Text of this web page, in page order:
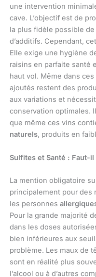
une intervention
cave. L’objectif est de
la plus fidèle possible de
d’additifs. Cependant,
Elle exige une hygiène
raisins en parfaite santé
haut vol. Même dans
ajoutés restent des
aux variations et
conservation optimales.
que même ces vins
naturels, produits en
Sulfites et Santé : Faut-il
La mention obligatoire
principalement pour des
les personnes
Pour la grande majorité
dans les doses
bien inférieures aux
problème. Les maux de
sont en réalité plus
l’alcool ou à d’autres